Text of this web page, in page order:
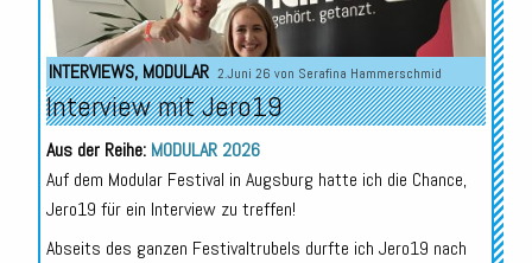
INTERVIEWS, MODULAR 2.Juni 26 von Serafina Hammerschmid
Interview mit Jero19
Aus der Reihe: MODULAR 2026
Auf dem Modular Festival in Augsburg hatte ich die Chance,
Jero19 für ein Interview zu treffen!
Abseits des ganzen Festivaltrubels durfte ich Jero19 nach